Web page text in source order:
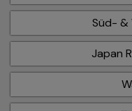
Süd- &
Japan